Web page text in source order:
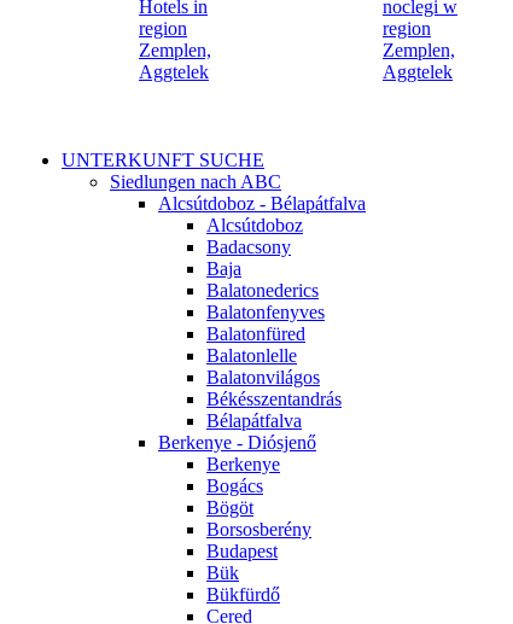
UNTERKUNFT SUCHE
Siedlungen nach ABC
Alcsútdoboz - Bélapátfalva
Alcsútdoboz
Badacsony
Baja
Balatonederics
Balatonfenyves
Balatonfüred
Balatonlelle
Balatonvilágos
Békésszentandrás
Bélapátfalva
Berkenye - Diósjenő
Berkenye
Bogács
Bögöt
Borsosberény
Budapest
Bük
Bükfürdő
Cered